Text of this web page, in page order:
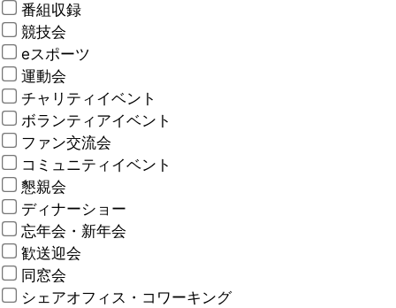
番組収録
競技会
eスポーツ
運動会
チャリティイベント
ボランティアイベント
ファン交流会
コミュニティイベント
懇親会
ディナーショー
忘年会・新年会
歓送迎会
同窓会
シェアオフィス・コワーキング